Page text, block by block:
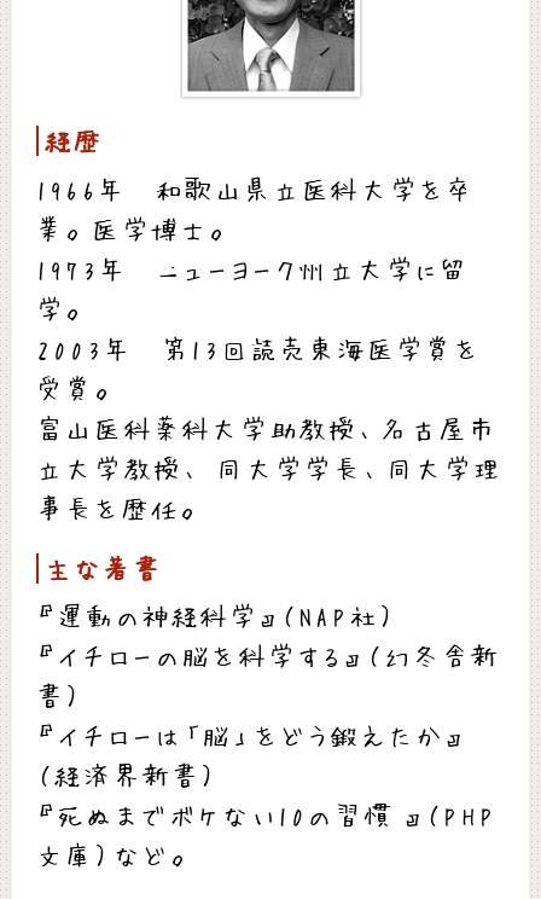
経歴
1966年 和歌山県立医科大学を卒
業。医学博士。
1973年 ニューヨーク州立大学に留
学。
2003年 第13回読売東海医学賞を
受賞。
富山医科薬科大学助教授、名古屋市
立大学教授、 同大学学長、同大学理
事長を歴任。
主な著書
『運動の神経科学』（NAP社）
『イチローの脳を科学する』（幻冬舎新
書）
『イチローは「脳」をどう鍛えたか』
（経済界新書）
『死ぬまでボケない10の習慣 』（PHP
文庫）など。